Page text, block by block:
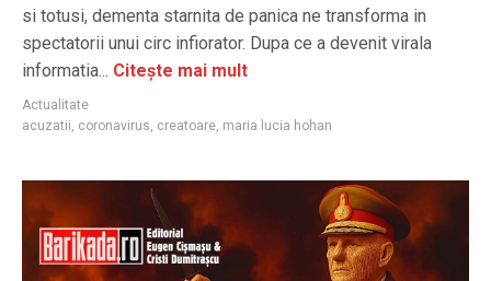
si totusi, dementa starnita de panica ne transforma in
spectatorii unui circ infiorator. Dupa ce a devenit virala
informatia... Citește mai mult
Actualitate
acuzatii, coronavirus, creatoare, maria lucia hohan